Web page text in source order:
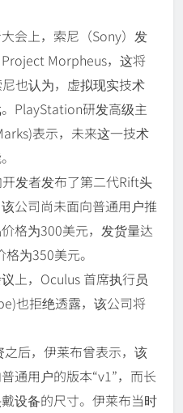
会上，索尼（Sony）发
Morpheus，这将
也认为，虚拟现实技术
PlayStation研发高级主
表示，未来这一技术
发者发布了第二代Rift头
公司尚未面向普通用户推
格为300美元，发货量达
为350美元。
上，Oculus 首席执行员
也拒绝透露，该公司将
后，伊莱布曾表示，该
通用户的版本“v1”，而长
设备的尺寸。伊莱布当时